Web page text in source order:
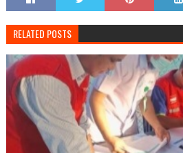
RELATED POSTS